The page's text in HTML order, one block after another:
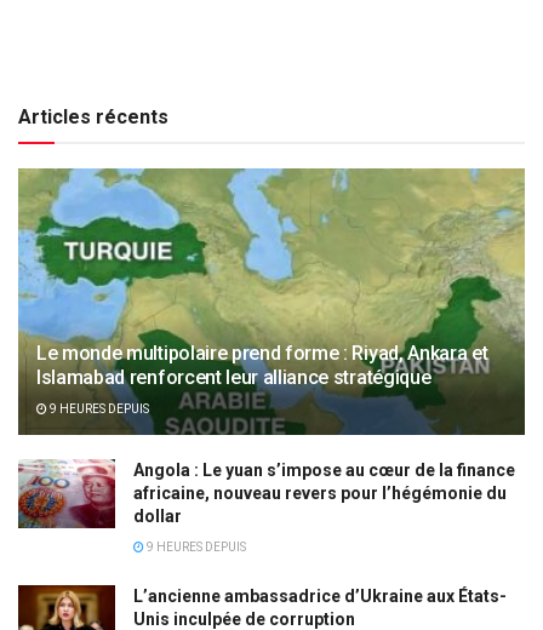
Articles récents
Le monde multipolaire prend forme : Riyad, Ankara et
Islamabad renforcent leur alliance stratégique
9 HEURES DEPUIS
Angola : Le yuan s’impose au cœur de la finance
africaine, nouveau revers pour l’hégémonie du
dollar
9 HEURES DEPUIS
L’ancienne ambassadrice d’Ukraine aux États-
Unis inculpée de corruption